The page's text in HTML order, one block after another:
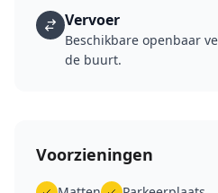
Vervoer
Beschikbare openbaar
de buurt.
Voorzieningen